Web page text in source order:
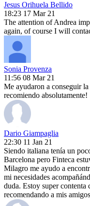
Jesus Orihuela Bellido
18:23 17 Mar 21
The attention of Andrea
again, of course I will
Sonia Provenza
11:56 08 Mar 21
Me ayudaron a conseguir
recomiendo absolutamente!
Dario Giampaglia
22:30 11 Jan 21
Siendo italiana tenía un
Barcelona pero Finteca
Milagro me ayudo a
mi necesidades
duda. Estoy super contenta
recomendando a mis